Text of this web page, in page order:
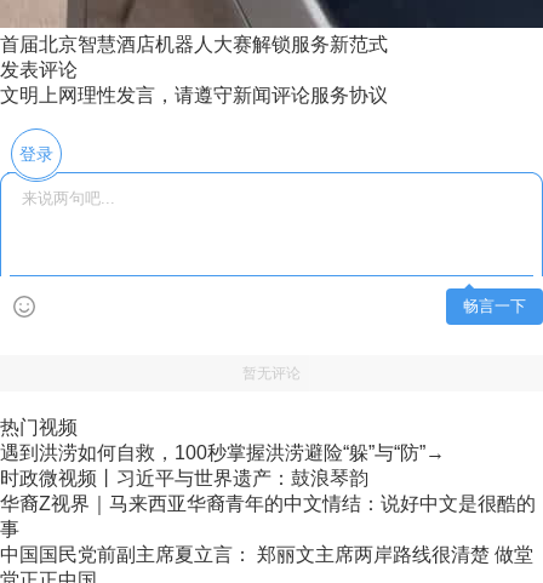
首届北京智慧酒店机器人大赛解锁服务新范式
发表评论
文明上网理性发言，请遵守新闻评论服务协议
登录
畅言一下
暂无评论
热门视频
遇到洪涝如何自救，100秒掌握洪涝避险“躲”与“防”→
时政微视频丨习近平与世界遗产：鼓浪琴韵
华裔Z视界｜马来西亚华裔青年的中文情结：说好中文是很酷的
事
中国国民党前副主席夏立言： 郑丽文主席两岸路线很清楚 做堂